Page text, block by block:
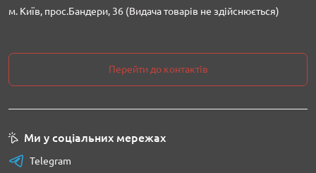
м. Київ, прос.Бандери, 36 (Видача товарів не здійснюється)
Перейти до контактів
Ми у соціальних мережах
Telegram